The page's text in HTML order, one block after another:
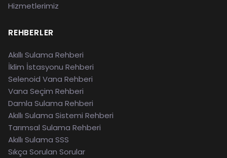
Hizmetlerimiz
REHBERLER
Akıllı Sulama Rehberi
İklim İstasyonu Rehberi
Selenoid Vana Rehberi
Vana Seçim Rehberi
Damla Sulama Rehberi
Akıllı Sulama Sistemi Rehberi
Tarımsal Sulama Rehberi
Akıllı Sulama SSS
Sıkça Sorulan Sorular